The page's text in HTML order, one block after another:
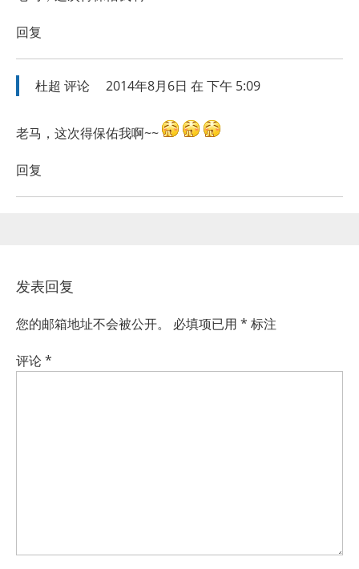
回复
杜超 评论 2014年8月6日 在 下午 5:09
老马，这次得保佑我啊~~
回复
发表回复
您的邮箱地址不会被公开。 必填项已用 * 标注
评论*